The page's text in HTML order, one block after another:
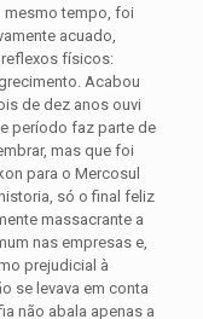
mesmo tempo, foi
acuado,
físicos:
Acabou
de dez anos ouvi
período faz parte de
mas que foi
para o Mercosul
só o final feliz
massacrante a
nas empresas e,
prejudicial à
se levava em conta
não abala apenas a